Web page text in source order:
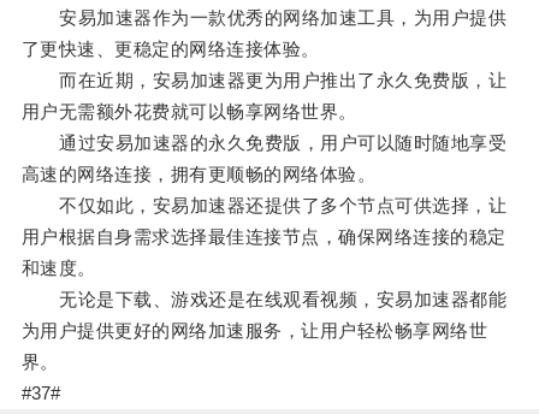
安易加速器作为一款优秀的网络加速工具，为用户提供
了更快速、更稳定的网络连接体验。
而在近期，安易加速器更为用户推出了永久免费版，让
用户无需额外花费就可以畅享网络世界。
通过安易加速器的永久免费版，用户可以随时随地享受
高速的网络连接，拥有更顺畅的网络体验。
不仅如此，安易加速器还提供了多个节点可供选择，让
用户根据自身需求选择最佳连接节点，确保网络连接的稳定
和速度。
无论是下载、游戏还是在线观看视频，安易加速器都能
为用户提供更好的网络加速服务，让用户轻松畅享网络世
界。
#37#